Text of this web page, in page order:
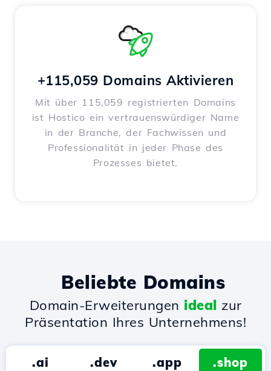
+115,059 Domains Aktivieren
Mit über 115,059 registrierten Domains
ist Hostico ein vertrauenswürdiger Name
in der Branche, der Fachwissen und
Professionalität in jeder Phase des
Prozesses bietet.
Beliebte Domains
Domain-Erweiterungen ideal zur
Präsentation Ihres Unternehmens!
.ai .dev .app .shop